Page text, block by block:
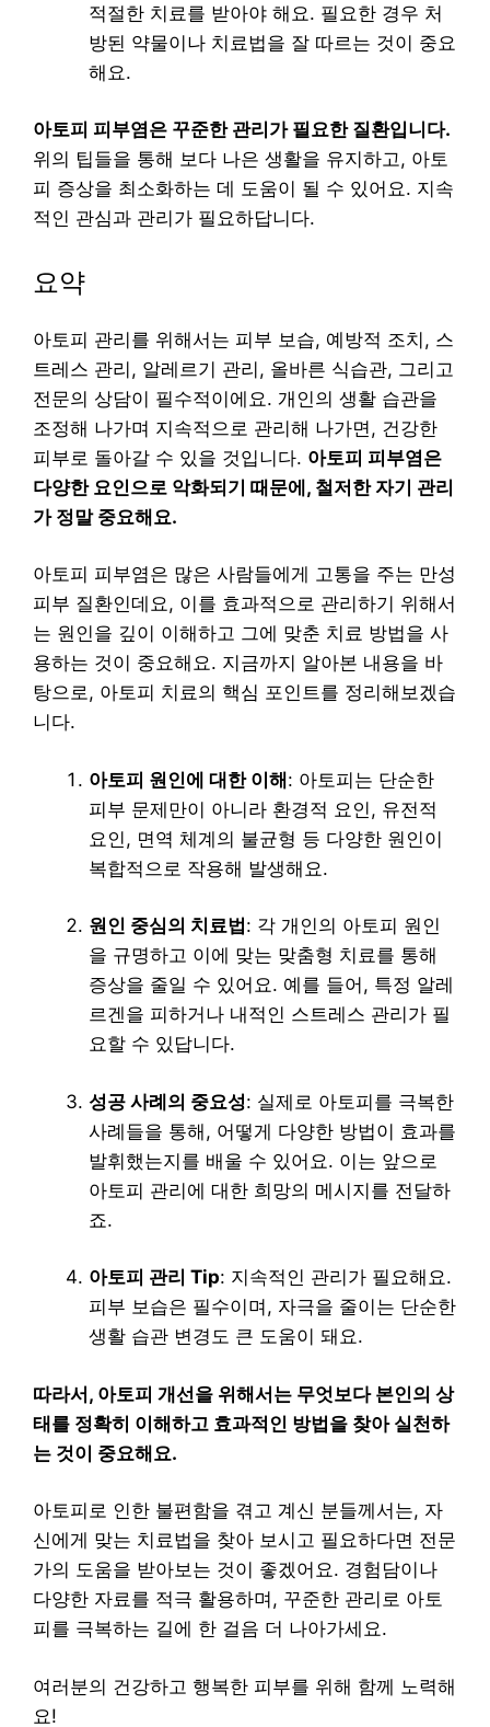
적절한 치료를 받아야 해요. 필요한 경우 처
방된 약물이나 치료법을 잘 따르는 것이 중요
해요.
아토피 피부염은 꾸준한 관리가 필요한 질환입니다.
위의 팁들을 통해 보다 나은 생활을 유지하고, 아토
피 증상을 최소화하는 데 도움이 될 수 있어요. 지속
적인 관심과 관리가 필요하답니다.
요약
아토피 관리를 위해서는 피부 보습, 예방적 조치, 스
트레스 관리, 알레르기 관리, 올바른 식습관, 그리고
전문의 상담이 필수적이에요. 개인의 생활 습관을
조정해 나가며 지속적으로 관리해 나가면, 건강한
피부로 돌아갈 수 있을 것입니다. 아토피 피부염은
다양한 요인으로 악화되기 때문에, 철저한 자기 관리
가 정말 중요해요.
아토피 피부염은 많은 사람들에게 고통을 주는 만성
피부 질환인데요, 이를 효과적으로 관리하기 위해서
는 원인을 깊이 이해하고 그에 맞춘 치료 방법을 사
용하는 것이 중요해요. 지금까지 알아본 내용을 바
탕으로, 아토피 치료의 핵심 포인트를 정리해보겠습
니다.
아토피 원인에 대한 이해: 아토피는 단순한
피부 문제만이 아니라 환경적 요인, 유전적
요인, 면역 체계의 불균형 등 다양한 원인이
복합적으로 작용해 발생해요.
원인 중심의 치료법 : 각 개인의 아토피 원인
을 규명하고 이에 맞는 맞춤형 치료를 통해
증상을 줄일 수 있어요. 예를 들어, 특정 알레
르겐을 피하거나 내적인 스트레스 관리가 필
요할 수 있답니다.
성공 사례의 중요성: 실제로 아토피를 극복한
사례들을 통해, 어떻게 다양한 방법이 효과를
발휘했는지를 배울 수 있어요. 이는 앞으로
아토피 관리에 대한 희망의 메시지를 전달하
죠.
아토피 관리 Tip: 지속적인 관리가 필요해요.
피부 보습은 필수이며, 자극을 줄이는 단순한
생활 습관 변경도 큰 도움이 돼요.
따라서, 아토피 개선을 위해서는 무엇보다 본인의 상
태를 정확히 이해하고 효과적인 방법을 찾아 실천하
는 것이 중요해요.
아토피로 인한 불편함을 겪고 계신 분들께서는, 자
신에게 맞는 치료법을 찾아 보시고 필요하다면 전문
가의 도움을 받아보는 것이 좋겠어요. 경험담이나
다양한 자료를 적극 활용하며, 꾸준한 관리로 아토
피를 극복하는 길에 한 걸음 더 나아가세요.
여러분의 건강하고 행복한 피부를 위해 함께 노력해
요!